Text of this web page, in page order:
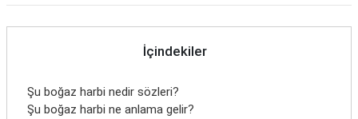
İçindekiler
Şu boğaz harbi nedir sözleri?
Şu boğaz harbi ne anlama gelir?